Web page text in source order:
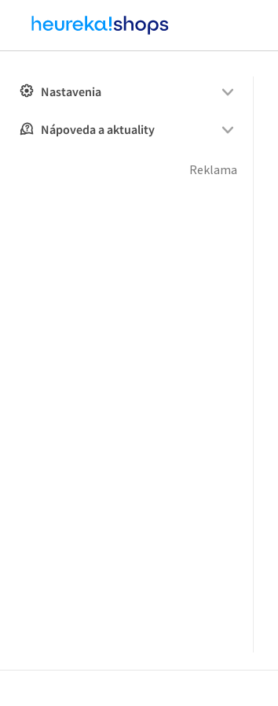
Nastavenia
Nápoveda a aktuality